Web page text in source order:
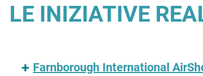
LE INIZIATIVE
Farnborough International